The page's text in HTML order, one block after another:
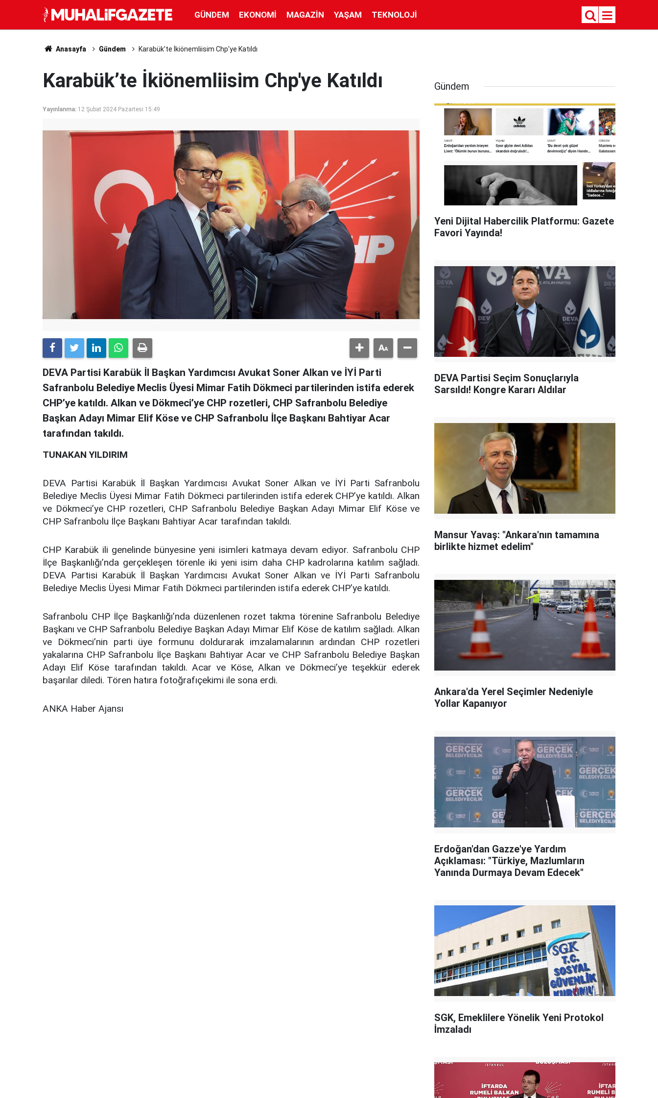
GÜNDEM EKONOMI MAGAZIN YAŞAM TEKNOLOJI
Anasayfa Gündem Karabük’te İkiönemliisim Chp'ye Katıldı
Karabük’te İkiönemliisim Chp'ye Katıldı
Yayınlanma: 12 Şubat 2024 Pazartesi 15:49
DEVA Partisi Karabük İl Başkan Yardımcısı Avukat Soner Alkan ve İYİ Parti
Safranbolu Belediye Meclis Üyesi Mimar Fatih Dökmeci partilerinden istifa ederek
CHP’ye katıldı. Alkan ve Dökmeci’ye CHP rozetleri, CHP Safranbolu Belediye
Başkan Adayı Mimar Elif Köse ve CHP Safranbolu İlçe Başkanı Bahtiyar Acar
tarafından takıldı.
TUNAKAN YILDIRIM
DEVA Partisi Karabük İl Başkan Yardımcısı Avukat Soner Alkan ve İYİ Parti Safranbolu
Belediye Meclis Üyesi Mimar Fatih Dökmeci partilerinden istifa ederek CHP’ye katıldı. Alkan
ve Dökmeci’ye CHP rozetleri, CHP Safranbolu Belediye Başkan Adayı Mimar Elif Köse ve
CHP Safranbolu İlçe Başkanı Bahtiyar Acar tarafından takıldı.
CHP Karabük ili genelinde bünyesine yeni isimleri katmaya devam ediyor. Safranbolu CHP
İlçe Başkanlığı’nda gerçekleşen törenle iki yeni isim daha CHP kadrolarına katılım sağladı.
DEVA Partisi Karabük İl Başkan Yardımcısı Avukat Soner Alkan ve İYİ Parti Safranbolu
Belediye Meclis Üyesi Mimar Fatih Dökmeci partilerinden istifa ederek CHP’ye katıldı.
Safranbolu CHP İlçe Başkanlığı’nda düzenlenen rozet takma törenine Safranbolu Belediye
Başkanı ve CHP Safranbolu Belediye Başkan Adayı Mimar Elif Köse de katılım sağladı. Alkan
ve Dökmeci’nin parti üye formunu doldurarak imzalamalarının ardından CHP rozetleri
yakalarına CHP Safranbolu İlçe Başkanı Bahtiyar Acar ve CHP Safranbolu Belediye Başkan
Adayı Elif Köse tarafından takıldı. Acar ve Köse, Alkan ve Dökmeci’ye teşekkür ederek
başarılar diledi. Tören hatıra fotoğrafıçekimi ile sona erdi.
ANKA Haber Ajansı
Gündem
Yeni Dijital Habercilik Platformu: Gazete
Favori Yayında!
DEVA Partisi Seçim Sonuçlarıyla
Sarsıldı! Kongre Kararı Aldılar
Mansur Yavaş: "Ankara'nın tamamına
birlikte hizmet edelim"
Ankara'da Yerel Seçimler Nedeniyle
Yollar Kapanıyor
Erdoğan'dan Gazze'ye Yardım
Açıklaması: "Türkiye, Mazlumların
Yanında Durmaya Devam Edecek"
SGK, Emeklilere Yönelik Yeni Protokol
İmzaladı